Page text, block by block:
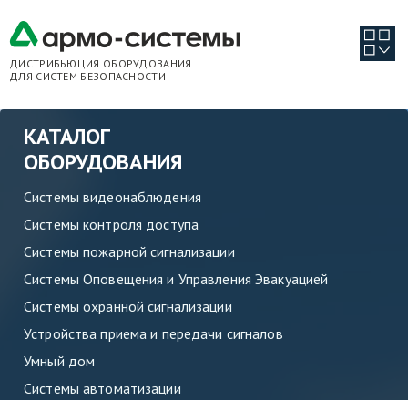
ДИСТРИБЬЮЦИЯ ОБОРУДОВАНИЯ
ДЛЯ СИСТЕМ БЕЗОПАСНОСТИ
КАТАЛОГ
ОБОРУДОВАНИЯ
Системы видеонаблюдения
Системы контроля доступа
Системы пожарной сигнализации
Системы Оповещения и Управления Эвакуацией
Системы охранной сигнализации
Устройства приема и передачи сигналов
Умный дом
Системы автоматизации